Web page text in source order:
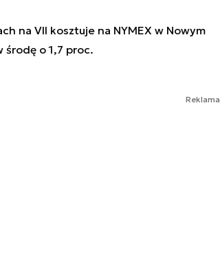
na VII kosztuje na NYMEX w Nowym
środę o 1,7 proc.
Reklama